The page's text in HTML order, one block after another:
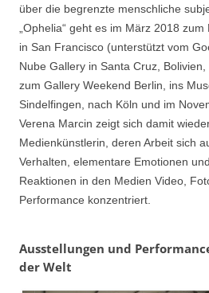
über die begrenzte menschliche
„Ophelia“ geht es im März 2018
in San Francisco (unterstützt vom
Nube Gallery in Santa Cruz,
zum Gallery Weekend Berlin, ins
Sindelfingen, nach Köln und im
Verena Marcin zeigt sich damit
Medienkünstlerin, deren Arbeit sich
Verhalten, elementare Emotionen
Reaktionen in den Medien Video,
Performance konzentriert.
Ausstellungen und
der Welt